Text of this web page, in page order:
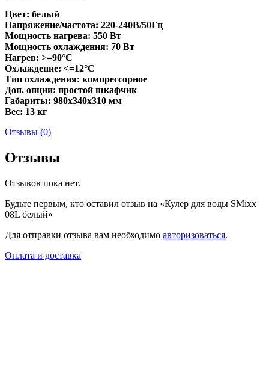
Цвет: белый
Напряжение/частота: 220-240В/50Гц
Мощность нагрева: 550 Вт
Мощность охлаждения: 70 Вт
Нагрев: >=90°C
Охлаждение: <=12°C
Тип охлаждения: компрессорное
Доп. опции: простой шкафчик
Габариты: 980х340х310 мм
Вес: 13 кг
Отзывы (0)
Отзывы
Отзывов пока нет.
Будьте первым, кто оставил отзыв на «Кулер для воды SMixx
08L белый»
Для отправки отзыва вам необходимо авторизоваться.
Оплата и доставка